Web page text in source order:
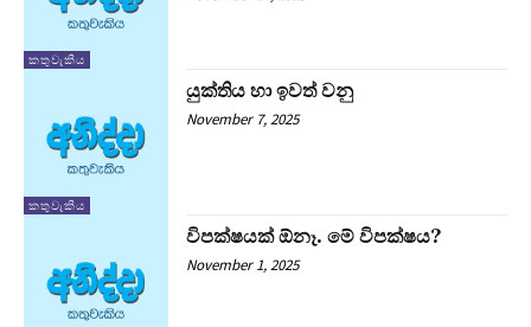
කතුවැකිය
කතුවැකිය
යුක්තිය හා ඉවත් වනු
November 7, 2025
විපක්ෂයක් ඕනෑ. මේ විපක්ෂය?
November 1, 2025